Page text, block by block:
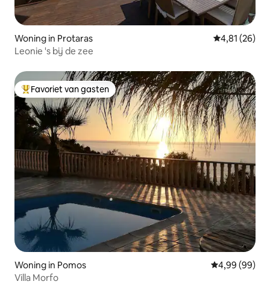
Woning in Protaras Gemiddelde
4,81 (26)
Leonie 's bij de zee
Topfavoriet van gasten
Favoriet van gasten
Woning in Pomos Gemiddelde
4,99 (99)
Villa Morfo